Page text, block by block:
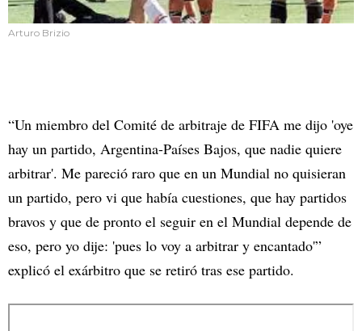
Arturo Brizio
“Un miembro del Comité de arbitraje de FIFA me dijo 'oye
hay un partido, Argentina-Países Bajos, que nadie quiere
arbitrar'. Me pareció raro que en un Mundial no quisieran
un partido, pero vi que había cuestiones, que hay partidos
bravos y que de pronto el seguir en el Mundial depende de
eso, pero yo dije: 'pues lo voy a arbitrar y encantado'”
explicó el exárbitro que se retiró tras ese partido.